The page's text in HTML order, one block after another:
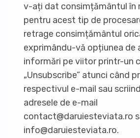
v-ați dat consimțământul în
pentru acest tip de
retrage consimțământul
exprimându-vă opțiunea de
informări pe viitor printr-un
„Unsubscribe” atunci când
respectivul e-mail sau
adresele de e-mail
contact@daruiesteviata.ro
info@daruiesteviata.ro.